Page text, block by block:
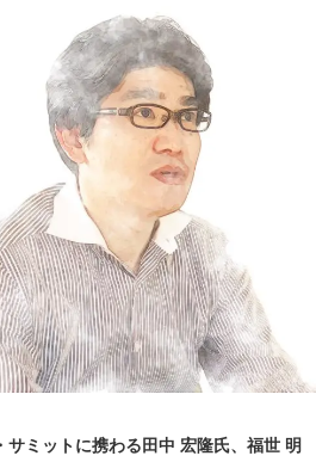
ミットに携わる田中 宏隆氏、福世 明